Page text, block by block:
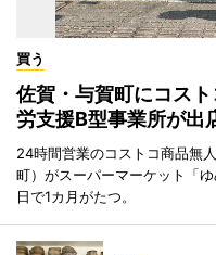
買う
佐賀・与賀町にコス
労支援B型事業所が出
24時間営業のコストコ商品無
町）がスーパーマーケット「
日で1カ月がたつ。